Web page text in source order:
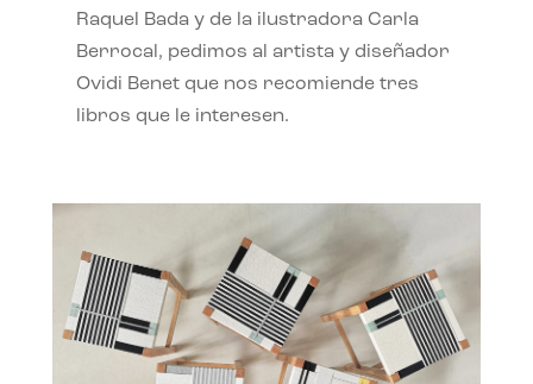
Raquel Bada y de la ilustradora Carla
Berrocal, pedimos al artista y diseñador
Ovidi Benet que nos recomiende tres
libros que le interesen.